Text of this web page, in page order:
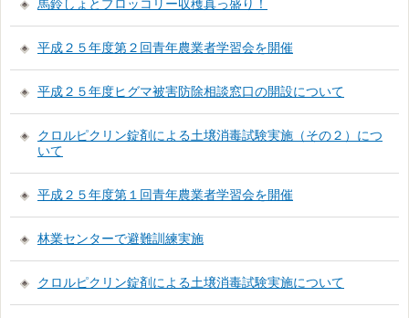
馬鈴しょとブロッコリー収穫真っ盛り！
平成２５年度第２回青年農業者学習会を開催
平成２５年度ヒグマ被害防除相談窓口の開設について
クロルピクリン錠剤による土壌消毒試験実施（その２）につ
いて
平成２５年度第１回青年農業者学習会を開催
林業センターで避難訓練実施
クロルピクリン錠剤による土壌消毒試験実施について